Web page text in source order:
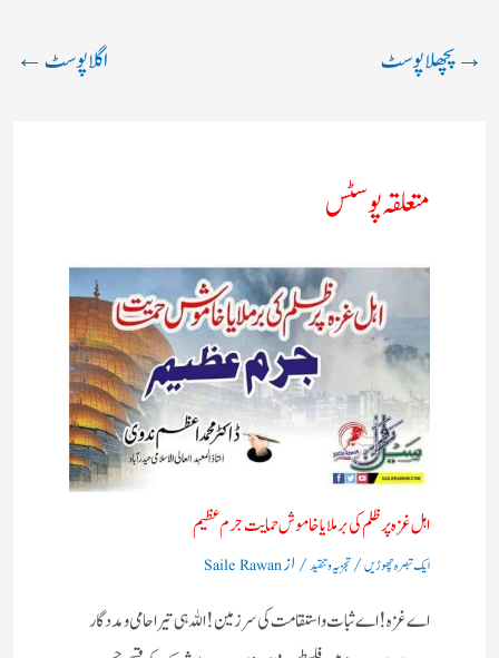
→پچھلا پوسٹ اگلا پوسٹ←
متعلقہ پوسٹس
اہل غزہ پر ظلم کی برملا یا خاموش حمایت جرم عظیم
ایک تبصرہ چھوڑیں/تجزیہ و تنقید/ ازSaile Rawan
اے غزہ! اے ثبات واستقامت کی سرزمین! اللہ ہی تیرا حامی ومددگار